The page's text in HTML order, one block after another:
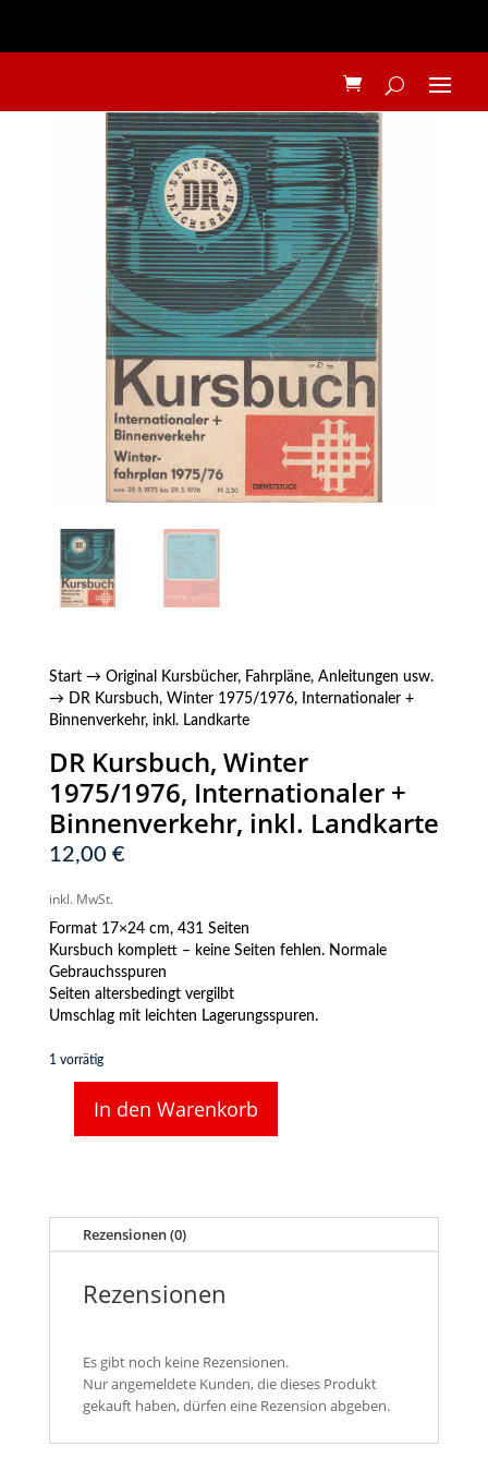
Start→ Original Kursbücher, Fahrpläne, Anleitungen usw.
→ DR Kursbuch, Winter 1975/1976, Internationaler +
Binnenverkehr, inkl. Landkarte
DR Kursbuch, Winter
1975/1976, Internationaler +
Binnenverkehr, inkl. Landkarte
12,00 €
inkl. MwSt.
Format 17×24 cm, 431 Seiten
Kursbuch komplett – keine Seiten fehlen. Normale
Gebrauchsspuren
Seiten altersbedingt vergilbt
Umschlag mit leichten Lagerungsspuren.
1 vorrätig
Kursbuch,
Binnenverkehr,
Landkarte
In den Warenkorb
Rezensionen (0)
Rezensionen
Es gibt noch keine Rezensionen.
Nur angemeldete Kunden, die dieses Produkt
gekauft haben, dürfen eine Rezension abgeben.